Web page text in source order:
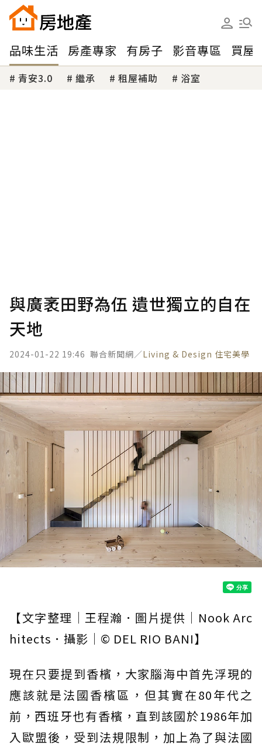
品味生活 房產專家 有房子 影音專區 買屋
青安3.0 繼承 租屋補助 浴室
與廣袤田野為伍 遺世獨立的自在
天地
2024-01-22 19:46 聯合新聞網／Living & Design 住宅美學
【文字整理｜王程瀚．圖片提供｜Nook Arc
hitects．攝影｜© DEL RIO BANI】
現在只要提到香檳，大家腦海中首先浮現的
應該就是法國香檳區，但其實在80年代之
前，西班牙也有香檳，直到該國於1986年加
入歐盟後，受到法規限制，加上為了與法國